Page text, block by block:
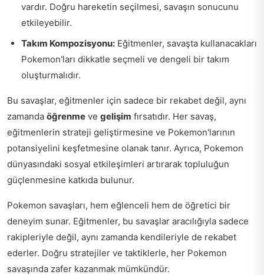
vardır. Doğru hareketin seçilmesi, savaşın sonucunu
etkileyebilir.
Takım Kompozisyonu: Eğitmenler, savaşta kullanacakları
Pokemon'ları dikkatle seçmeli ve dengeli bir takım
oluşturmalıdır.
Bu savaşlar, eğitmenler için sadece bir rekabet değil, aynı
zamanda öğrenme ve gelişim fırsatıdır. Her savaş,
eğitmenlerin strateji geliştirmesine ve Pokemon'larının
potansiyelini keşfetmesine olanak tanır. Ayrıca, Pokemon
dünyasındaki sosyal etkileşimleri artırarak topluluğun
güçlenmesine katkıda bulunur.
Pokemon savaşları, hem eğlenceli hem de öğretici bir
deneyim sunar. Eğitmenler, bu savaşlar aracılığıyla sadece
rakipleriyle değil, aynı zamanda kendileriyle de rekabet
ederler. Doğru stratejiler ve taktiklerle, her Pokemon
savaşında zafer kazanmak mümkündür.